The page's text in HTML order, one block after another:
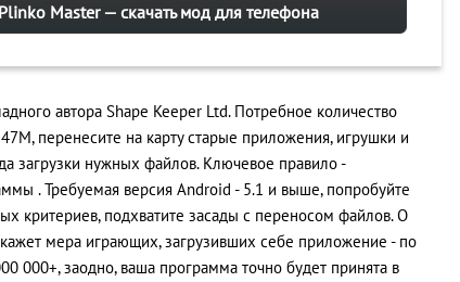
Plinko Master — скачать мод для телефона
автора Shape Keeper Ltd. Потребное количество
перенесите на карту старые приложения, игрушки и
загрузки нужных файлов. Ключевое правило -
. Требуемая версия Android - 5.1 и выше, попробуйте
критериев, подхватите засады с переносом файлов. О
мера играющих, загрузивших себе приложение - по
000+, заодно, ваша программа точно будет принята в